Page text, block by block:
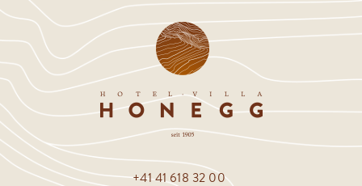
+41 41 618 32 00